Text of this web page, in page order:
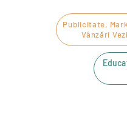
Publicitate,
Vânzări